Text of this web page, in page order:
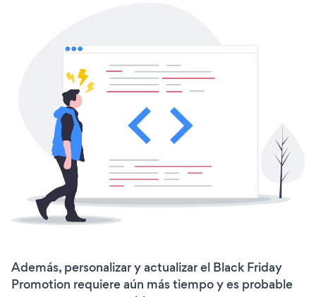
Además, personalizar y actualizar el Black Friday
Promotion requiere aún más tiempo y es probable